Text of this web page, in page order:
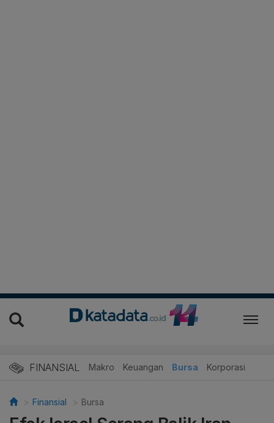
FINANSIAL Makro Keuangan Bursa Korporasi
Finansial Bursa